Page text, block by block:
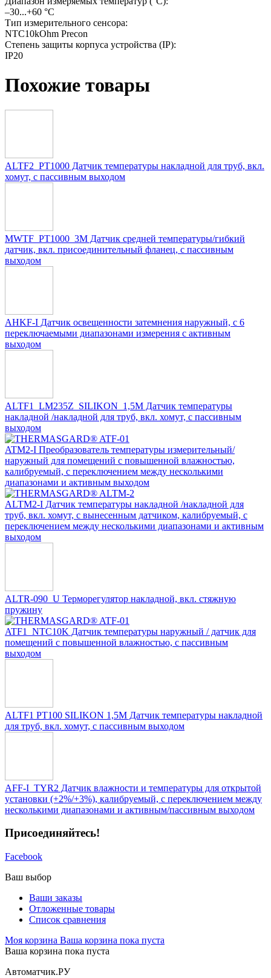
–30...+60 °C
Тип измерительного сенсора:
NTC10kOhm Precon
Степень защиты корпуса устройства (IP):
IP20
Похожие товары
ALTF2_PT1000 Датчик температуры накладной для труб, вкл.
хомут, с пассивным выходом
MWTF_PT1000_3M Датчик средней температуры/гибкий
датчик, вкл. присоединительный фланец, с пассивным
выходом
AHKF-I Датчик освещенности затемнения наружный, с 6
переключаемыми диапазонами измерения с активным
выходом
ALTF1_LM235Z_SILIKON_1,5M Датчик температуры
накладной /накладной для труб, вкл. хомут, с пассивным
выходом
ATM2-I Преобразователь температуры измерительный/
наружный для помещений с повышенной влажностью,
калибруемый, с переключением между несколькими
диапазонами и активным выходом
ALTM2-I Датчик температуры накладной /накладной для
труб, вкл. хомут, с вынесенным датчиком, калибруемый, с
переключением между несколькими диапазонами и активным
выходом
ALTR-090_U Терморегулятор накладной, вкл. стяжную
пружину
ATF1_NTC10K Датчик температуры наружный / датчик для
помещений с повышенной влажностью, с пассивным
выходом
ALTF1 PT100 SILIKON 1,5M Датчик температуры накладной
для труб, вкл. хомут, с пассивным выходом
AFF-I_TYR2 Датчик влажности и температуры для открытой
установки (+2%/+3%), калибруемый, с переключением между
несколькими диапазонами и активным/пассивным выходом
Присоединяйтесь!
Facebook
Ваш выбор
Ваши заказы
Отложенные товары
Список сравнения
Моя корзина Ваша корзина пока пуста
Ваша корзина пока пуста
Автоматчик.РУ